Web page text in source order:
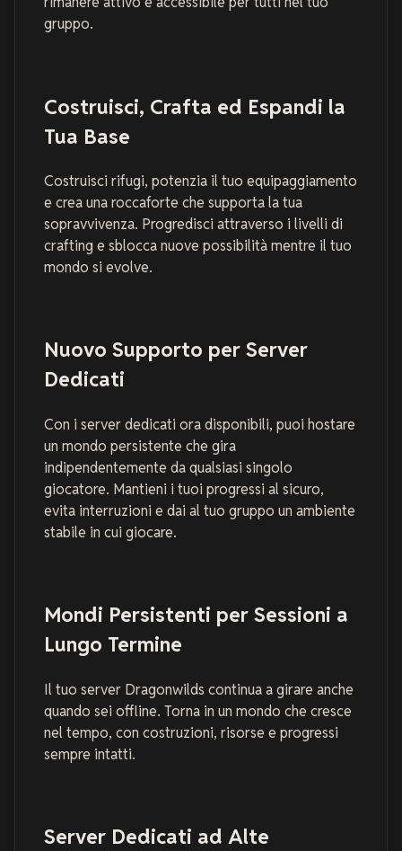
gruppo.
Costruisci, Crafta ed Espandi la
Tua Base
Costruisci rifugi, potenzia il tuo equipaggiamento
e crea una roccaforte che supporta la tua
sopravvivenza. Progredisci attraverso i livelli di
crafting e sblocca nuove possibilità mentre il tuo
mondo si evolve.
Nuovo Supporto per Server
Dedicati
Con i server dedicati ora disponibili, puoi hostare
un mondo persistente che gira
indipendentemente da qualsiasi singolo
giocatore. Mantieni i tuoi progressi al sicuro,
evita interruzioni e dai al tuo gruppo un ambiente
stabile in cui giocare.
Mondi Persistenti per Sessioni a
Lungo Termine
Il tuo server Dragonwilds continua a girare anche
quando sei offline. Torna in un mondo che cresce
nel tempo, con costruzioni, risorse e progressi
sempre intatti.
Server Dedicati ad Alte